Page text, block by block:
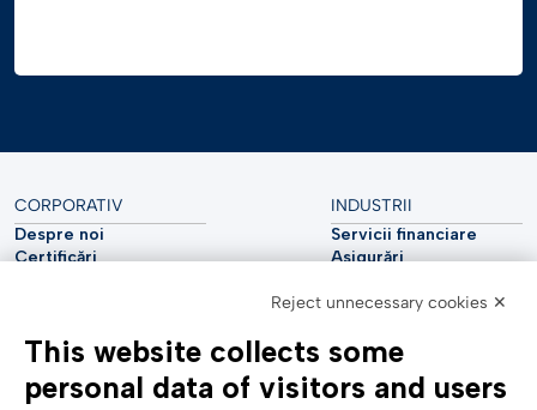
CORPORATIV
Despre noi
Certificări
Impressum
INDUSTRII
Servicii financiare
Asigurări
Industria auto
Științele vieții
SUPORT
URMĂRIȚI-NE
Reject unnecessary cookies ✕
This website collects some
personal data of visitors and users